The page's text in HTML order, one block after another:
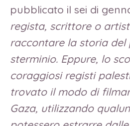
pubblicato il sei di
regista, scrittore o
raccontare la storia del
sterminio. Eppure, lo
coraggiosi registi
trovato il modo di
Gaza, utilizzando